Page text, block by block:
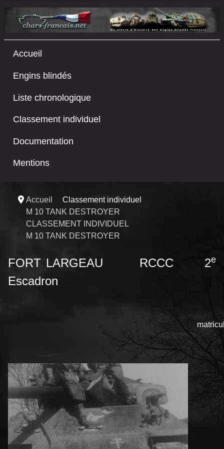
Accueil
Engins blindés
Liste chronologique
Classement individuel
Documentation
Mentions
Accueil
Classement individuel
M 10 TANK DESTROYER
CLASSEMENT INDIVIDUEL
M 10 TANK DESTROYER
FORT LARGEAU RCCC 2e
Escadron